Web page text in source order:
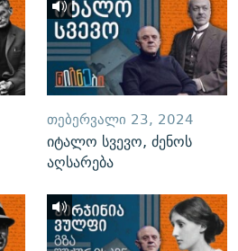
ᲗᲔᲑᲔᲠᲕᲐᲚᲘ 23, 2024
იტალო სვევო, ძენოს
აღსარება